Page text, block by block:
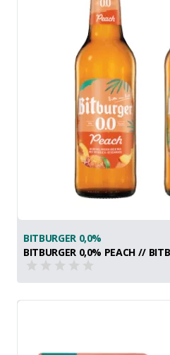
BITBURGER 0,0%
BITBURGER 0,0% PEACH //